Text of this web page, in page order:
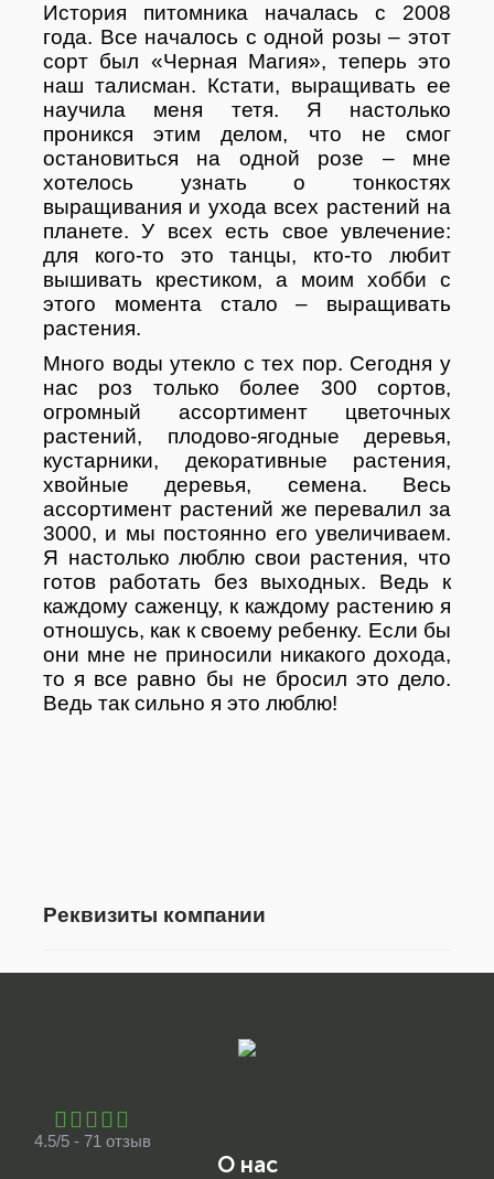
История питомника началась с 2008
года. Все началось с одной розы – этот
сорт был «Черная Магия», теперь это
наш талисман. Кстати, выращивать ее
научила меня тетя. Я настолько
проникся этим делом, что не смог
остановиться на одной розе – мне
хотелось узнать о тонкостях
выращивания и ухода всех растений на
планете. У всех есть свое увлечение:
для кого-то это танцы, кто-то любит
вышивать крестиком, а моим хобби с
этого момента стало – выращивать
растения.
Много воды утекло с тех пор. Сегодня у
нас роз только более 300 сортов,
огромный ассортимент цветочных
растений, плодово-ягодные деревья,
кустарники, декоративные растения,
хвойные деревья, семена. Весь
ассортимент растений же перевалил за
3000, и мы постоянно его увеличиваем.
Я настолько люблю свои растения, что
готов работать без выходных. Ведь к
каждому саженцу, к каждому растению я
отношусь, как к своему ребенку. Если бы
они мне не приносили никакого дохода,
то я все равно бы не бросил это дело.
Ведь так сильно я это люблю!
Реквизиты компании
4.5/5 - 71 отзыв
О нас